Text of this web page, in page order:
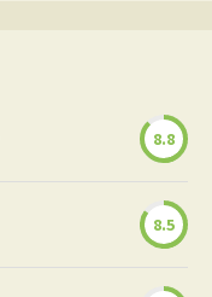
8.8
8.5